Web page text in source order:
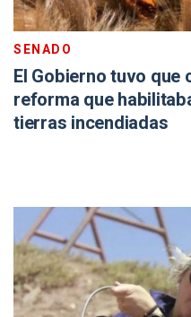
SENADO
El Gobierno tuvo que
reforma que
tierras incendiadas